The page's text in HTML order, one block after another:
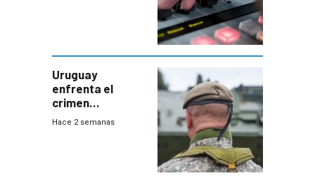
Uruguay
enfrenta el
crimen
organizado con
Hace 2 semanas